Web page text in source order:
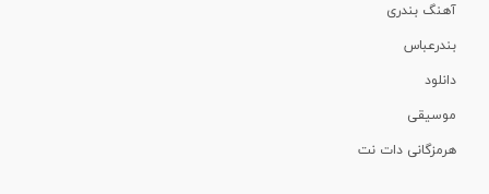
آهنگ بندری
بندرعباس
دانلود
موسیقی
هرمزگانی دات نت